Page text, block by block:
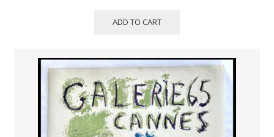
ADD TO CART